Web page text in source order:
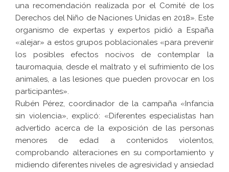
una recomendación realizada por el Comité de los
Derechos del Niño de Naciones Unidas en 2018». Este
organismo de expertas y expertos pidió a España
«alejar» a estos grupos poblacionales «para prevenir
los posibles efectos nocivos de contemplar la
tauromaquia, desde el maltrato y el sufrimiento de los
animales, a las lesiones que pueden provocar en los
participantes».
Rubén Pérez, coordinador de la campaña «Infancia
sin violencia», explicó: «Diferentes especialistas han
advertido acerca de la exposición de las personas
menores de edad a contenidos violentos,
comprobando alteraciones en su comportamiento y
midiendo diferentes niveles de agresividad y ansiedad